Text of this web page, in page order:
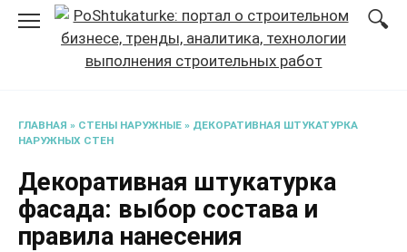
Перейти
содержанию
ГЛАВНАЯ » СТЕНЫ НАРУЖНЫЕ » ДЕКОРАТИВНАЯ ШТУКАТУРКА
НАРУЖНЫХ СТЕН
Декоративная штукатурка
фасада: выбор состава и
правила нанесения